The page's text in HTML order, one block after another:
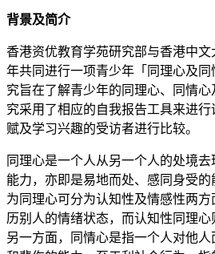
背景及简介
香港资优教育学苑研究部与香港中
年共同进行一项青少年「同理心及
究旨在了解青少年的同理心、同情
究采用了相应的自我报告工具来进
赋及学习兴趣的受访者进行比较。
同理心是一个人从另一个人的处境
能力，亦即是易地而处、感同身受
为同理心可分为认知性及情感性两
历别人的情绪状态，而认知性同理心
另一方面，同情心是指一个人对他